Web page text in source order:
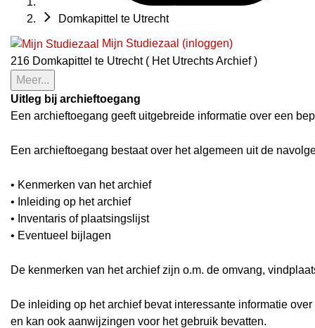
Domkapittel te Utrecht
Mijn Studiezaal (inloggen)
216 Domkapittel te Utrecht ( Het Utrechts Archief )
Meer...
Uitleg bij archieftoegang
Een archieftoegang geeft uitgebreide informatie over een
Een archieftoegang bestaat over het algemeen uit de
• Kenmerken van het archief
• Inleiding op het archief
• Inventaris of plaatsingslijst
• Eventueel bijlagen
De kenmerken van het archief zijn o.m. de omvang,
De inleiding op het archief bevat interessante informatie
en kan ook aanwijzingen voor het gebruik bevatten.